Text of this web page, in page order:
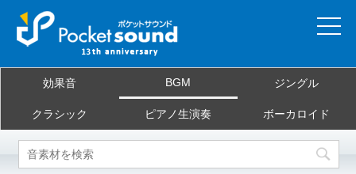
当サイトについて
ご利用規約
効果音 BGM ジングル
クラシック ピアノ生演奏 ボーカロイド